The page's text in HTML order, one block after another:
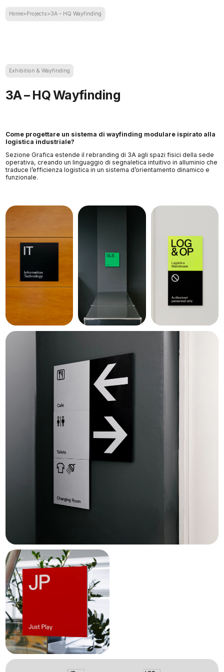
Home>Projects>3A – HQ Wayfinding
3A – HQ Wayfinding
Exhibition & Wayfinding
Come progettare un sistema di wayfinding modulare ispirato alla
logistica industriale?
Sezione Grafica estende il rebranding di 3A agli spazi fisici della sede
operativa, creando un linguaggio di segnaletica intuitivo in alluminio che
traduce l’efficienza logistica in un sistema d’orientamento dinamico e
funzionale.